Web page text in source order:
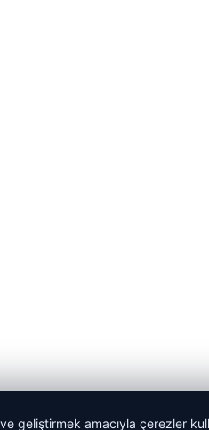
geliştirmek amacıyla çerezler